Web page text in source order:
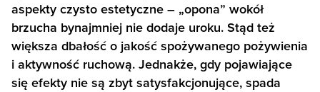
aspekty czysto estetyczne – „opona” wokół
brzucha bynajmniej nie dodaje uroku. Stąd też
większa dbałość o jakość spożywanego pożywienia
i aktywność ruchową. Jednakże, gdy pojawiające
się efekty nie są zbyt satysfakcjonujące, spada